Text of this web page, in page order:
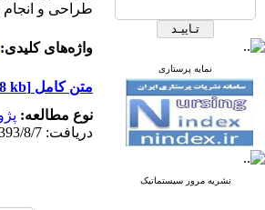
نمایه پرستاری
نشریه مرور سیستماتیک
طراحی و انجام
واژه‌های کلیدی:
متن کامل [PDF 4918 kb]
نوع مطالعه:
دریافت: 1393/8/7 | پذیرش: 1393/8/18 | انتشار: 1393/8/18 | انتشار الکترونیک: 1393/8/18